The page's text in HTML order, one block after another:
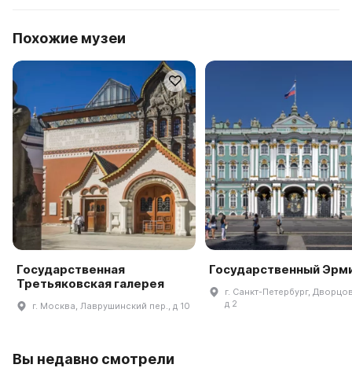
Похожие музеи
Государственная
Третьяковская галерея
г. Москва, Лаврушинский пер., д 10
Государственный
г. Санкт-Петербург,
д 2
Вы недавно смотрели